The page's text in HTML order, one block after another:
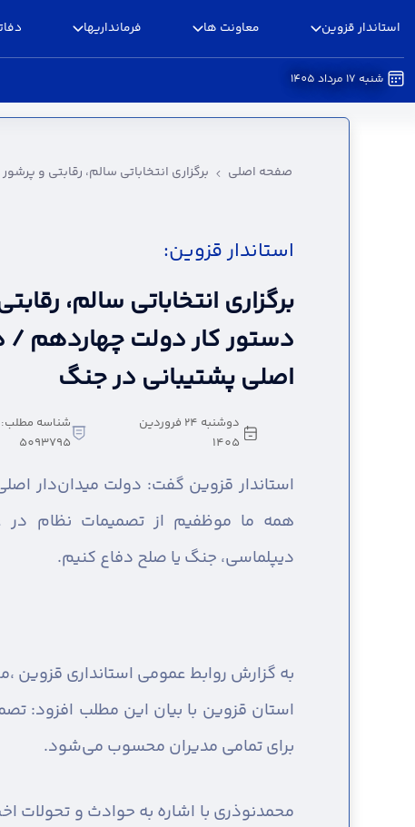
استاندار قزوین معاونت ها فرمانداریها
شنبه 17 مرداد 1405
برگزاری انتخاباتی سالم، رقابتی و پرشور در
صفحه اصلی برگزاری انتخاباتی سالم، رقابتی و
استاندار قزوین:
برگزاری انتخاباتی سالم،
دستور کار دولت چهاردهم /
اصلی پشتیبانی در جنگ
دوشنبه 24 فروردین
1405
شناسه مطلب:
5093795
استاندار قزوین گفت: دولت میدان‌دار
همه ما موظفیم از تصمیمات نظام در
دیپلماسی، جنگ یا صلح دفاع کنیم.
به گزارش روابط عمومی استانداری قزوین ،
استان قزوین با بیان این مطلب افزود:
برای تمامی مدیران محسوب می‌شود.
محمدنوذری با اشاره به حوادث و